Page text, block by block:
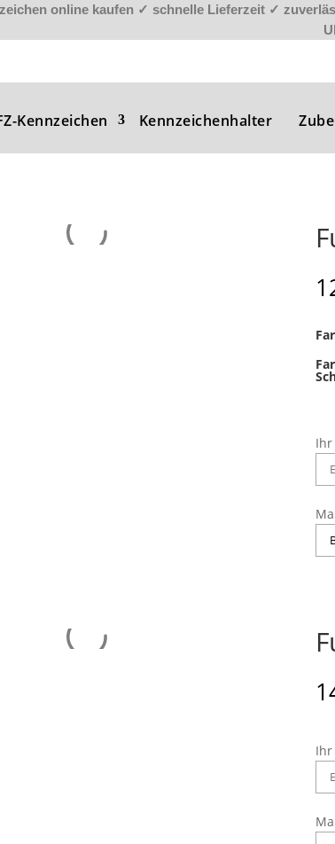
online kaufen ✓ schnelle Lieferzeit ✓
Kennzeichen Kennzeichenhalter
Ihr
Ihr